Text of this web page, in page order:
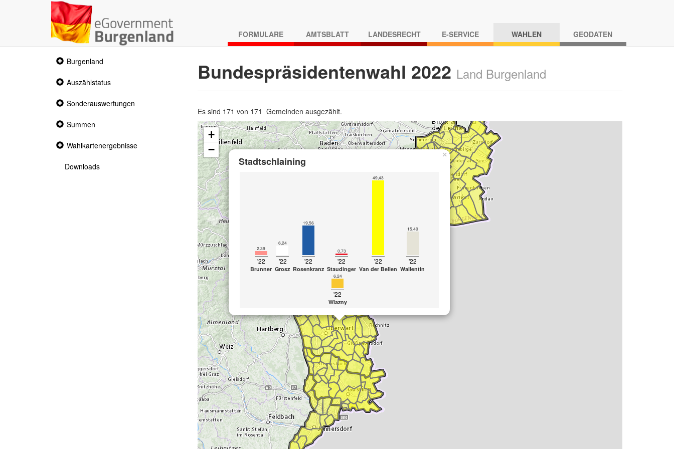
FORMULARE AMTSBLATT LANDESRECHT E-SERVICE WAHLEN GEODATEN
Collapsed
section
Burgenland
Collapsed
Auszählstatus
Collapsed
Sonderauswertungen
Collapsed
Summen
Collapsed
Wahlkartenergebnisse
Downloads
Bundespräsidentenwahl 2022 Land Burgenland
Es sind 171 von 171 Gemeinden ausgezählt.
Stadtschlaining
2,39
'22
Brunner
6,24
'22
Grosz
19,56
'22
Rosenkranz
0,73
'22
Staudinger
49,43
'22
Van der Bellen
15,40
'22
Wallentin
6,24
'22
Wlazny
×
+
−